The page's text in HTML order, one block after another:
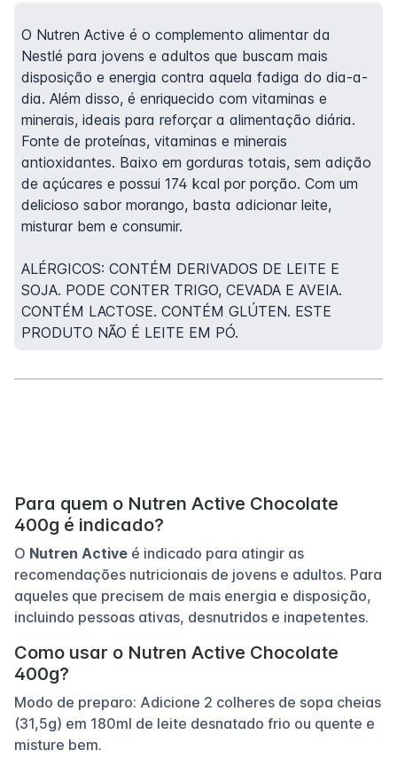
O Nutren Active é o complemento alimentar da
Nestlé para jovens e adultos que buscam mais
disposição e energia contra aquela fadiga do dia-a-
dia. Além disso, é enriquecido com vitaminas e
minerais, ideais para reforçar a alimentação diária.
Fonte de proteínas, vitaminas e minerais
antioxidantes. Baixo em gorduras totais, sem adição
de açúcares e possui 174 kcal por porção. Com um
delicioso sabor morango, basta adicionar leite,
misturar bem e consumir.
ALÉRGICOS: CONTÉM DERIVADOS DE LEITE E
SOJA. PODE CONTER TRIGO, CEVADA E AVEIA.
CONTÉM LACTOSE. CONTÉM GLÚTEN. ESTE
PRODUTO NÃO É LEITE EM PÓ.
Para quem o Nutren Active Chocolate
400g é indicado?
O Nutren Active é indicado para atingir as
recomendações nutricionais de jovens e adultos. Para
aqueles que precisem de mais energia e disposição,
incluindo pessoas ativas, desnutridos e inapetentes.
Como usar o Nutren Active Chocolate
400g?
Modo de preparo: Adicione 2 colheres de sopa cheias
(31,5g) em 180ml de leite desnatado frio ou quente e
misture bem.